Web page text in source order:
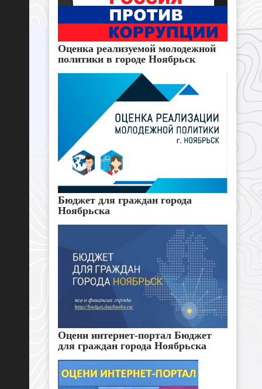
Оценка реализуемой молодежной
политики в городе Ноябрьск
Бюджет для граждан города
Ноябрьска
Оцени интернет-портал Бюджет
для граждан города Ноябрьска